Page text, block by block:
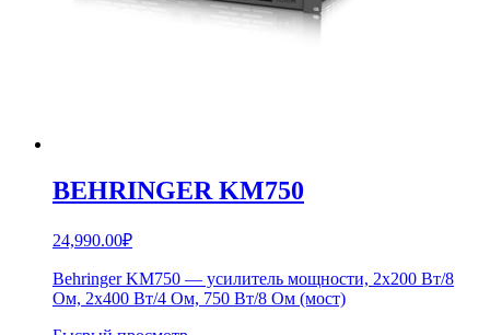
BEHRINGER KM750
24,990.00₽
Behringer KM750 — усилитель мощности, 2х200 Вт/8
Ом, 2х400 Вт/4 Ом, 750 Вт/8 Ом (мост)